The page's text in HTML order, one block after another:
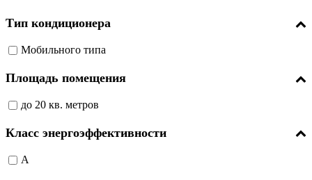
Тип кондиционера
Мобильного типа
Площадь помещения
до 20 кв. метров
Класс энергоэффективности
А